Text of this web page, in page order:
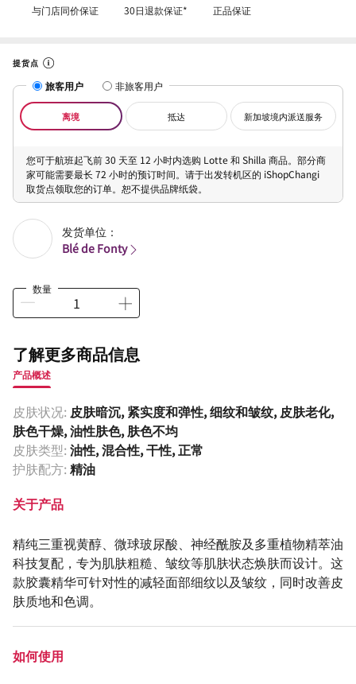
与门店同价保证 30日退款保证* 正品保证
提货点
旅客用户 非旅客用户
离境 抵达 新加坡境内派送服务
您可于航班起飞前 30 天至 12 小时内选购 Lotte 和 Shilla 商品。部分商
家可能需要最长 72 小时的预订时间。请于出发转机区的 iShopChangi
取货点领取您的订单。恕不提供品牌纸袋。
发货单位：
Blé de Fonty
数量
了解更多商品信息
产品概述
皮肤状况: 皮肤暗沉, 紧实度和弹性, 细纹和皱纹, 皮肤老化,
肤色干燥, 油性肤色, 肤色不均
皮肤类型: 油性, 混合性, 干性, 正常
护肤配方: 精油
关于产品
精纯三重视黄醇、微球玻尿酸、神经酰胺及多重植物精萃油
科技复配，专为肌肤粗糙、皱纹等肌肤状态焕肤而设计。这
款胶囊精华可针对性的减轻面部细纹以及皱纹，同时改善皮
肤质地和色调。
如何使用